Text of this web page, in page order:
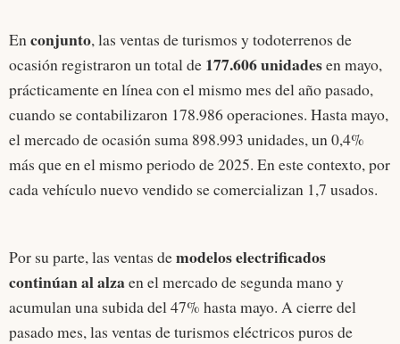
Enconjunto, las ventas de turismos y todoterrenos de
ocasión registraron un total de 177.606 unidadesen mayo,
prácticamente en línea con el mismo mes del año pasado,
cuando se contabilizaron 178.986 operaciones. Hasta mayo,
el mercado de ocasión suma 898.993 unidades, un 0,4%
más que en el mismo periodo de 2025. En este contexto, por
cada vehículo nuevo vendido se comercializan 1,7 usados.
Por su parte, las ventas demodelos electrificados
continúan al alzaen el mercado de segunda mano y
acumulan una subida del 47% hasta mayo. A cierre del
pasado mes, las ventas de turismos eléctricos puros de